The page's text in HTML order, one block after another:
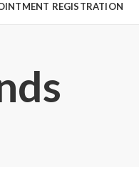
REGISTRATION